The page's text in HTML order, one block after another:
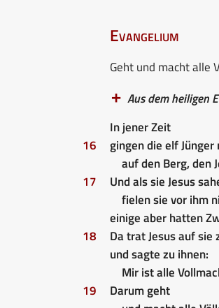
Evangelium
Geht und macht alle
Aus dem heiligen
In jener Zeit
16
gingen die elf Jünger
auf den Berg, den
17
Und als sie Jesus
fielen sie vor ihm
einige aber hatten
18
Da trat Jesus auf sie
und sagte zu ihnen:
Mir ist alle
19
Darum geht